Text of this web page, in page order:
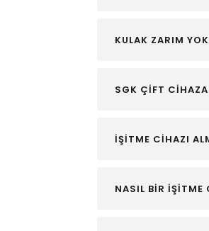
KULAK ZARIM
SGK ÇİFT
İŞİTME CİHAZI
NASIL BİR İŞİTME